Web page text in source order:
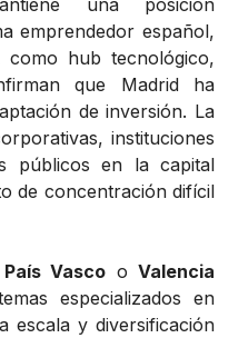
emprendedor español,
como hub tecnológico,
que Madrid ha
de inversión. La
instituciones
públicos en la capital
de concentración difícil
País Vasco oValencia
especializados en
escala y diversificación